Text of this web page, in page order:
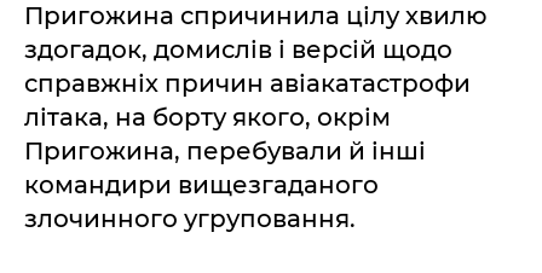
Пригожина спричинила цілу хвилю
здогадок, домислів і версій щодо
справжніх причин авіакатастрофи
літака, на борту якого, окрім
Пригожина, перебували й інші
командири вищезгаданого
злочинного угруповання.